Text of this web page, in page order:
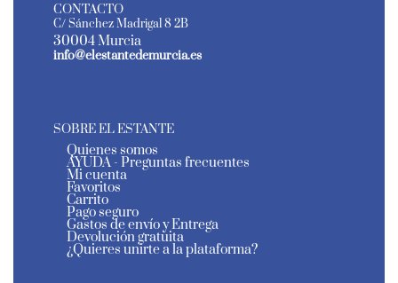
CONTACTO
C/ Sánchez Madrigal 8 2B
30004 Murcia
info@elestantedemurcia.es
SOBRE EL ESTANTE
Quienes somos
AYUDA - Preguntas frecuentes
Mi cuenta
Favoritos
Carrito
Pago seguro
Gastos de envío y Entrega
Devolución gratuita
¿Quieres unirte a la plataforma?